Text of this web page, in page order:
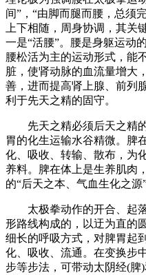
间”，“由脚而腿而腰，总须
上下相随，周身协调，其关
一是“活腰”。腰是身躯运动
腰松活为主的运动形式，能
脏，使肾动脉的血流量增大
善，进而提高肾上腺、前列
利于先天之精的固守。
先天之精必须后天之精的
胃的化生运输水谷精微。脾
化、吸收、转输、散布，为
养料。脾在体上是生养肌肉
的“后天之本、气血生化之源”
太极拳动作的开合、起落
形路线构成的，以迂为直的
细长的呼吸方式，对脾胃起
化、吸收、流通。在变换步
步等步法，可带动太阴经(脾